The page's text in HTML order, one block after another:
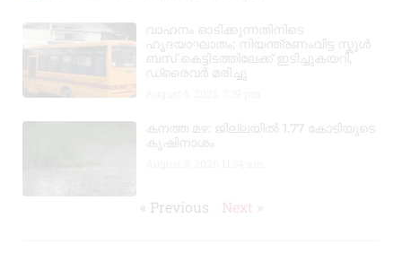
വാഹനം ഓടിക്കുന്നതിനിടെ
ഹൃദയാഘാതം; നിയന്ത്രണംവിട്ട സ്കൂൾ
ബസ് കെട്ടിടത്തിലേക്ക് ഇടിച്ചുകയറി,
ഡ്രൈവർ മരിച്ചു
കനത്ത മഴ: ജില്ലയിൽ 1.77 കോടിയുടെ
കൃഷിനാശം
« Previous Next »